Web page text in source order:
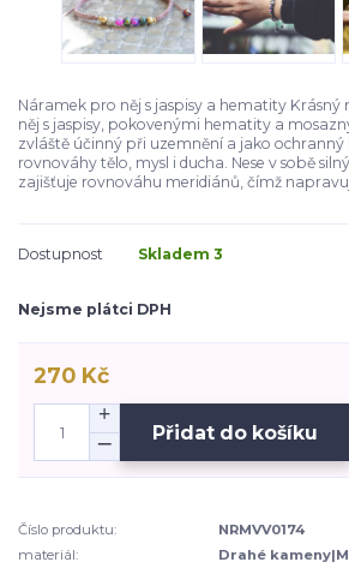
Náramek pro něj s jaspisy a hematity
něj s jaspisy, pokovenými hematity a
zvláště účinný při uzemnění a jako ochranný
rovnováhy tělo, mysl i ducha. Nese v sobě
zajišťuje rovnováhu meridiánů, čímž
Dostupnost Skladem 3
Nejsme plátci DPH
270 Kč
Přidat do košíku
Číslo produktu:
NRMVV0174
materiál:
Drahé